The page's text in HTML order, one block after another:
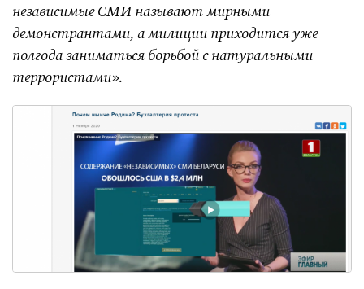
независимые СМИ называют мирными
демонстрантами, а милиции приходится уже
полгода заниматься борьбой с натуральными
террористами».